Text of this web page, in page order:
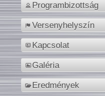
Programbizottság
Versenyhelyszín
Kapcsolat
Galéria
Eredmények